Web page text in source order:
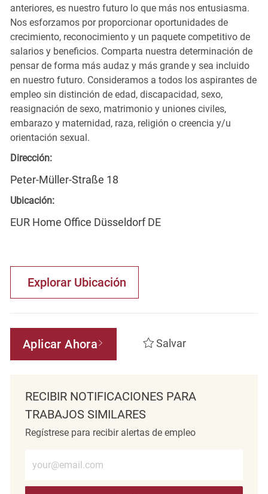
anteriores, es nuestro futuro lo que más nos entusiasma.
Nos esforzamos por proporcionar oportunidades de
crecimiento, reconocimiento y un paquete competitivo de
salarios y beneficios. Comparta nuestra determinación de
pensar de forma más audaz y más grande y sea incluido
en nuestro futuro. Consideramos a todos los aspirantes de
empleo sin distinción de edad, discapacidad, sexo,
reasignación de sexo, matrimonio y uniones civiles,
embarazo y maternidad, raza, religión o creencia y/u
orientación sexual.
Dirección:
Peter-Müller-Straße 18
Ubicación:
EUR Home Office Düsseldorf DE
Explorar Ubicación
Aplicar Ahora Salvar
RECIBIR NOTIFICACIONES PARA
TRABAJOS SIMILARES
Regístrese para recibir alertas de empleo